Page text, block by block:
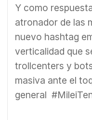
Y como
atronador de las
nuevo hashtag
verticalidad que
trollcenters y
masiva ante el
general